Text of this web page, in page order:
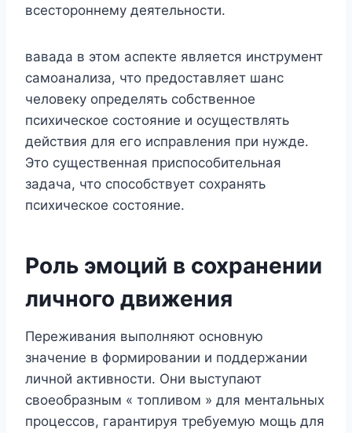
всестороннему деятельности.
вавада в этом аспекте является инструмент
самоанализа, что предоставляет шанс
человеку определять собственное
психическое состояние и осуществлять
действия для его исправления при нужде.
Это существенная приспособительная
задача, что способствует сохранять
психическое состояние.
Роль эмоций в сохранении
личного движения
Переживания выполняют основную
значение в формировании и поддержании
личной активности. Они выступают
своеобразным « топливом » для ментальных
процессов, гарантируя требуемую мощь для